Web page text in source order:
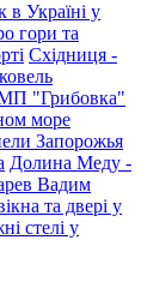
в Україні у
гори та
Східниця -
"Грибовка"
море
Запорожья
Долина Меду -
Вадим
та двері у
стелі у